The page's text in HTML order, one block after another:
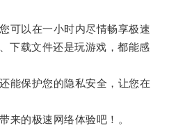
以在一小时内尽情畅享极速
下载文件还是玩游戏，都能感
保护您的隐私安全，让您在
的极速网络体验吧！。